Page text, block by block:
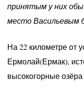
принятым у них
место Васильевым
На 22 километре от
Ермолай(Ермак),
высокогорные